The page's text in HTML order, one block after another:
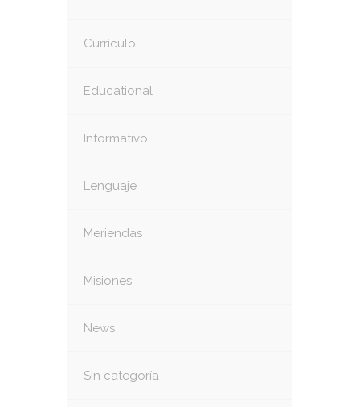
Currículo
Educational
Informativo
Lenguaje
Meriendas
Misiones
News
Sin categoría